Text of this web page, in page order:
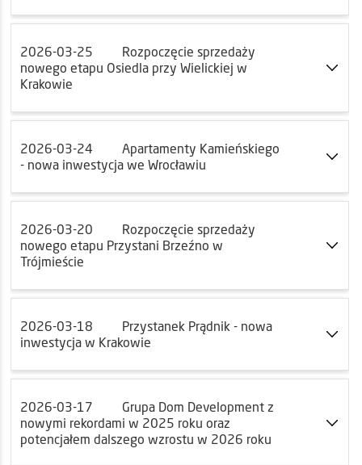
2026-03-25
Rozpoczęcie sprzedaży
nowego etapu Osiedla przy Wielickiej w
Krakowie
2026-03-24
Apartamenty Kamieńskiego
- nowa inwestycja we Wrocławiu
2026-03-20
Rozpoczęcie sprzedaży
nowego etapu Przystani Brzeźno w
Trójmieście
2026-03-18
Przystanek Prądnik - nowa
inwestycja w Krakowie
2026-03-17
Grupa Dom Development z
nowymi rekordami w 2025 roku oraz
potencjałem dalszego wzrostu w 2026 roku